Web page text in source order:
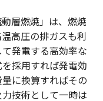
層燃焼」は、燃焼
高圧の排ガスも利
発電する高効率な
採用すれば発電効
に換算すればその
技術として一時は